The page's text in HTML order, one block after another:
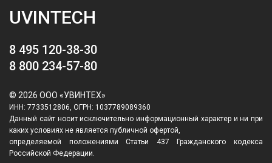
UVINTECH
8 495 120-38-30
8 800 234-57-80
© 2026 ООО «УВИНТЕХ»
ИНН: 7733512806, ОГРН: 1037789089360
Данный сайт носит исключительно информационный характер и ни при
каких условиях не является публичной офертой,
определяемой положениями Статьи 437 Гражданского кодекса
Российской Федерации.